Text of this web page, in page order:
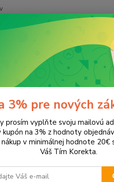
do tlačiarní LEXMARK
nájdený žiadny tovar.
3% pre nových
prosím vyplňte svoju mailovú
na 3% z hodnoty
nákup v minimálnej hodnote 20€
Váš Tím Korekta.